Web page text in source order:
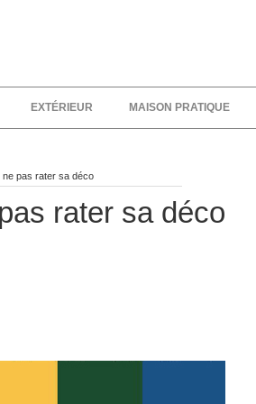
EXTÉRIEUR MAISON PRATIQUE
ne pas rater sa déco
rater sa déco